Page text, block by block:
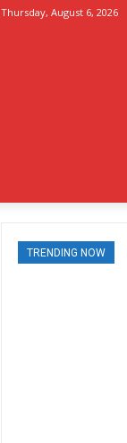
Thursday, August 6, 2026
TRENDING NOW